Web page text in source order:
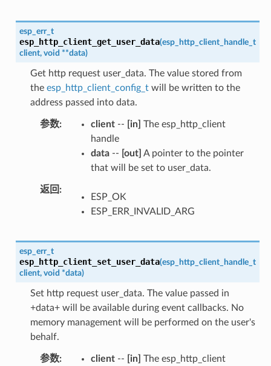
esp_err_t
esp_http_client_get_user_data(esp_http_client_handle_t
client, void **data)
Get http request user_data. The value stored from
the esp_http_client_config_twill be written to the
address passed into data.
参数 client-- [in] The esp_http_client
handle
data-- [out] A pointer to the pointer
that will be set to user_data.
返回
ESP_OK
ESP_ERR_INVALID_ARG
esp_err_t
esp_http_client_set_user_data(esp_http_client_handle_t
client, void *data)
Set http request user_data. The value passed in
+data+ will be available during event callbacks. No
memory management will be performed on the user's
behalf.
参数 client-- [in] The esp_http_client